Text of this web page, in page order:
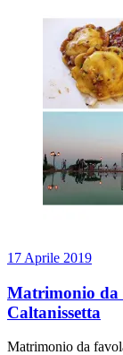
17 Aprile 2019
Matrimonio da
Caltanissetta
Matrimonio da